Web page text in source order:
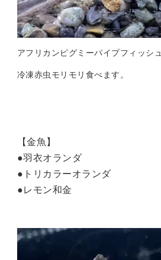
アフリカンピグミーパイプフィッシュ
冷凍赤虫モリモリ食べます。
【金魚】
●羽衣オランダ
●トリカラーオランダ
●レモン和金